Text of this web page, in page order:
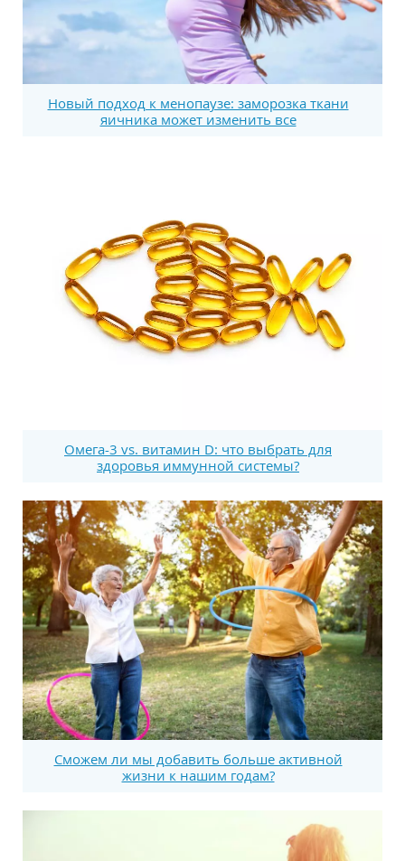
Новый подход к менопаузе: заморозка ткани
яичника может изменить все
Омега-3 vs. витамин D: что выбрать для
здоровья иммунной системы?
Сможем ли мы добавить больше активной
жизни к нашим годам?